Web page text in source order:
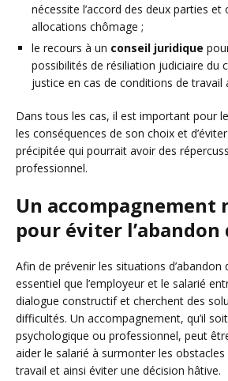
nécessite l’accord des deux parties
allocations chômage ;
le recours à un conseil juridique
possibilités de résiliation judiciaire du
justice en cas de conditions de travail
Dans tous les cas, il est important pour
les conséquences de son choix et
précipitée qui pourrait avoir des
professionnel.
Un accompagnement
pour éviter l’abandon
Afin de prévenir les situations d’abandon
essentiel que l’employeur et le salarié
dialogue constructif et cherchent des
difficultés. Un accompagnement, qu’il
psychologique ou professionnel, peut
aider le salarié à surmonter les
travail et ainsi éviter une décision hâtive.